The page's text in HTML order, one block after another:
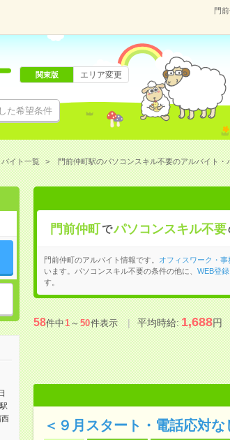
門
た希望条件
関東版 エリア変更
イト一覧 門前仲町駅のパソコンスキル不要のアルバイト・
西
門前仲町でパソコンスキル不要
門前仲町のアルバイト情報です。 オフィスワーク・事
います。パソコンスキル不要の条件の他に、 WEB登
す。
58件中1～50件表示 平均時給:1,688円
＜９月スタート・電話応対